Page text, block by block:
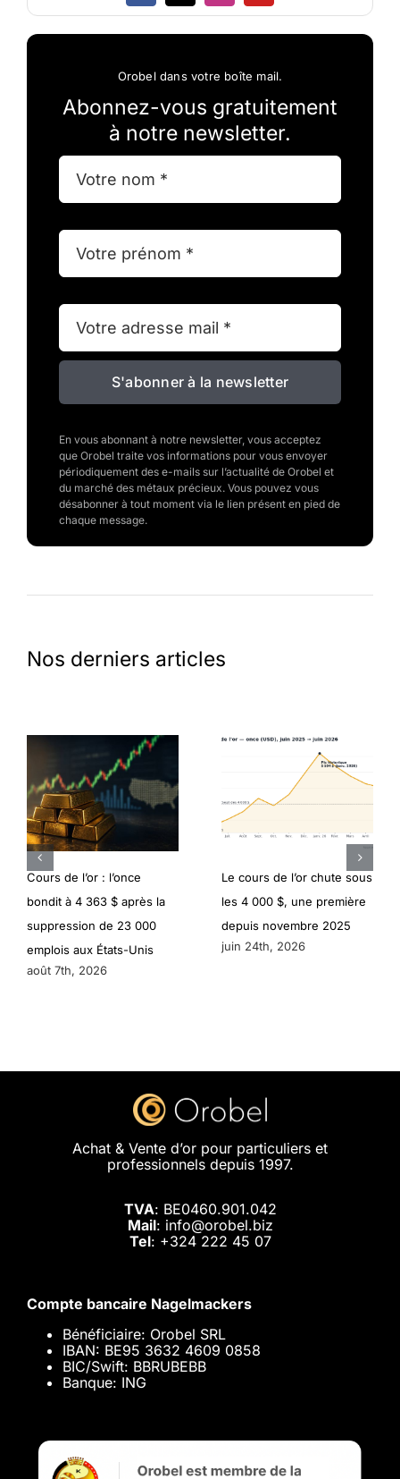
Orobel dans votre boîte mail.
Abonnez-vous gratuitement
à notre newsletter.
S'abonner à la newsletter
En vous abonnant à notre newsletter, vous acceptez
que Orobel traite vos informations pour vous envoyer
périodiquement des e-mails sur l’actualité de Orobel et
du marché des métaux précieux. Vous pouvez vous
désabonner à tout moment via le lien présent en pied de
chaque message.
Nos derniers articles
Cours de l’or : l’once
bondit à 4 363 $ après la
suppression de 23 000
emplois aux États-Unis
août 7th, 2026
Le cours de l’or chute sous
les 4 000 $, une première
depuis novembre 2025
juin 24th, 2026
Achat & Vente d’or pour particuliers et
professionnels depuis 1997.
TVA: BE0460.901.042
Mail: info@orobel.biz
Tel: +324 222 45 07
Compte bancaire Nagelmackers
Bénéficiaire: Orobel SRL
IBAN: BE95 3632 4609 0858
BIC/Swift: BBRUBEBB
Banque: ING